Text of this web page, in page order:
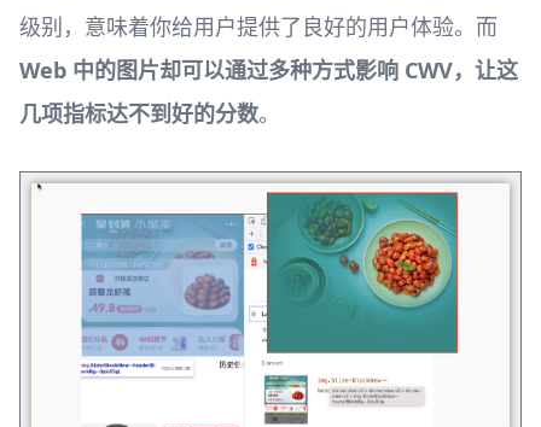
级别，意味着你给用户提供了良好的用户体验。而
Web 中的图片却可以通过多种方式影响 CWV，让这
几项指标达不到好的分数。